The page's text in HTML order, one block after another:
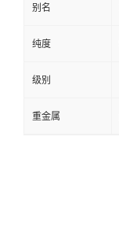
别名
纯度
级别
重金属